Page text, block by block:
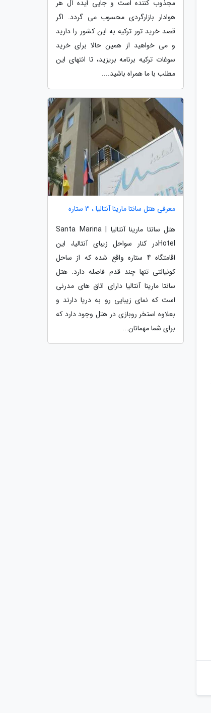
مجذوب کننده است و جایی ایده آل هر
هوادار بازارگردی محسوب می گردد. اگر
قصد خرید تور ترکیه به این کشور را دارید
و می خواهید از همین حالا برای خرید
سوغات ترکیه برنامه بریزید، تا انتهای این
مطلب با ما همراه باشید....
معرفی هتل سانتا مارینا آنتالیا ، 3 ستاره
هتل سانتا مارینا آنتالیا | Santa Marina
Hotelدر کنار سواحل زیبای آنتالیا، این
اقامتگاه 4 ستاره واقع شده که از ساحل
کونیالتی تنها چند قدم فاصله دارد. هتل
سانتا مارینا آنتالیا دارای اتاق های مدرنی
است که نمای زیبایی رو به دریا دارند و
بعلاوه استخر روبازی در هتل وجود دارد که
برای شما مهمانان...